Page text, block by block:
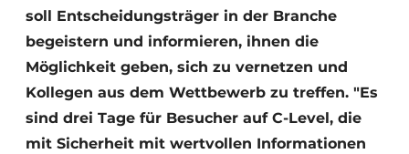
soll Entscheidungsträger in der Branche
begeistern und informieren, ihnen die
Möglichkeit geben, sich zu vernetzen und
Kollegen aus dem Wettbewerb zu treffen. "Es
sind drei Tage für Besucher auf C-Level, die
mit Sicherheit mit wertvollen Informationen